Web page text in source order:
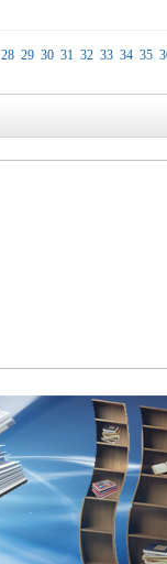
28 29 30 31 32 33 34 35